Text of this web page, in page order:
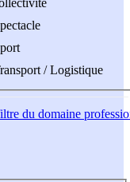
/ Logistique
du domaine